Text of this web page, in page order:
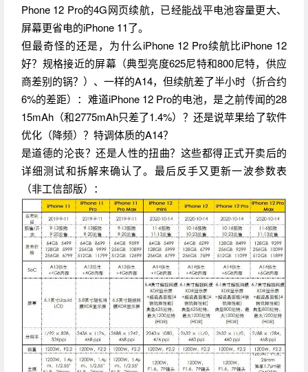
Phone 12 Pro的4G网页续航，已经能战平电池容量更大、
屏幕更省电的iPhone 11了。
但最奇怪的还是，为什么iPhone 12 Pro续航比iPhone 12
好？规格接近的屏幕（典型亮度625尼特和800尼特，供应
商差别的锅？）、一样的A14，但续航差了半小时（折合约
6%的差距）：难道iPhone 12 Pro的电池，是之前传闻的28
15mAh（和2775mAh只差了1.4%）？还是说苹果给了软件
优化（降频）？特调体质的A14？
是道德的沦丧？还是人性的扭曲？这些都得正式开卖后的
详细测试和拆解来确认了。最后反手又更新一波参数表
（非工信部版）：